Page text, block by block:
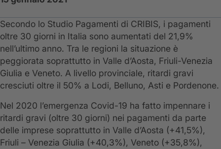
Secondo lo Studio Pagamenti di CRIBIS, i pagamenti
oltre 30 giorni in Italia sono aumentati del 21,9%
nell’ultimo anno. Tra le regioni la situazione è
peggiorata soprattutto in Valle d’Aosta, Friuli-Venezia
Giulia e Veneto. A livello provinciale, ritardi gravi
cresciuti oltre il 50% a Lodi, Belluno, Asti e Pordenone.
Nel 2020 l’emergenza Covid-19 ha fatto impennare i
ritardi gravi (oltre 30 giorni) nei pagamenti da parte
delle imprese soprattutto in Valle d’Aosta (+41,5%),
Friuli – Venezia Giulia (+40,3%), Veneto (+35,8%),